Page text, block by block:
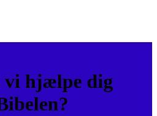
vi hjælpe dig